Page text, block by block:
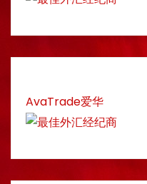
AvaTrade爱华